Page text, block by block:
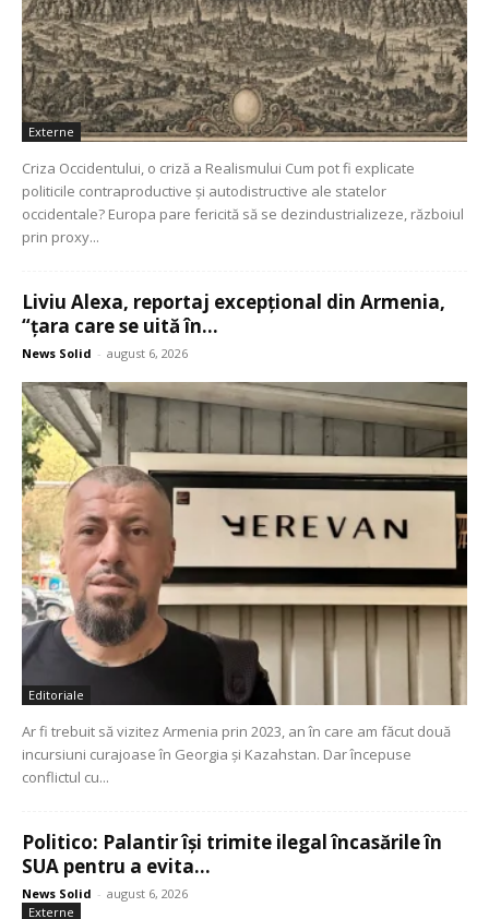
Externe
Criza Occidentului, o criză a Realismului Cum pot fi explicate
politicile contraproductive și autodistructive ale statelor
occidentale? Europa pare fericită să se dezindustrializeze, războiul
prin proxy...
Liviu Alexa, reportaj excepțional din Armenia,
“țara care se uită în...
News Solid - august 6, 2026
Editoriale
Ar fi trebuit să vizitez Armenia prin 2023, an în care am făcut două
incursiuni curajoase în Georgia și Kazahstan. Dar începuse
conflictul cu...
Politico: Palantir își trimite ilegal încasările în
SUA pentru a evita...
News Solid - august 6, 2026
Externe